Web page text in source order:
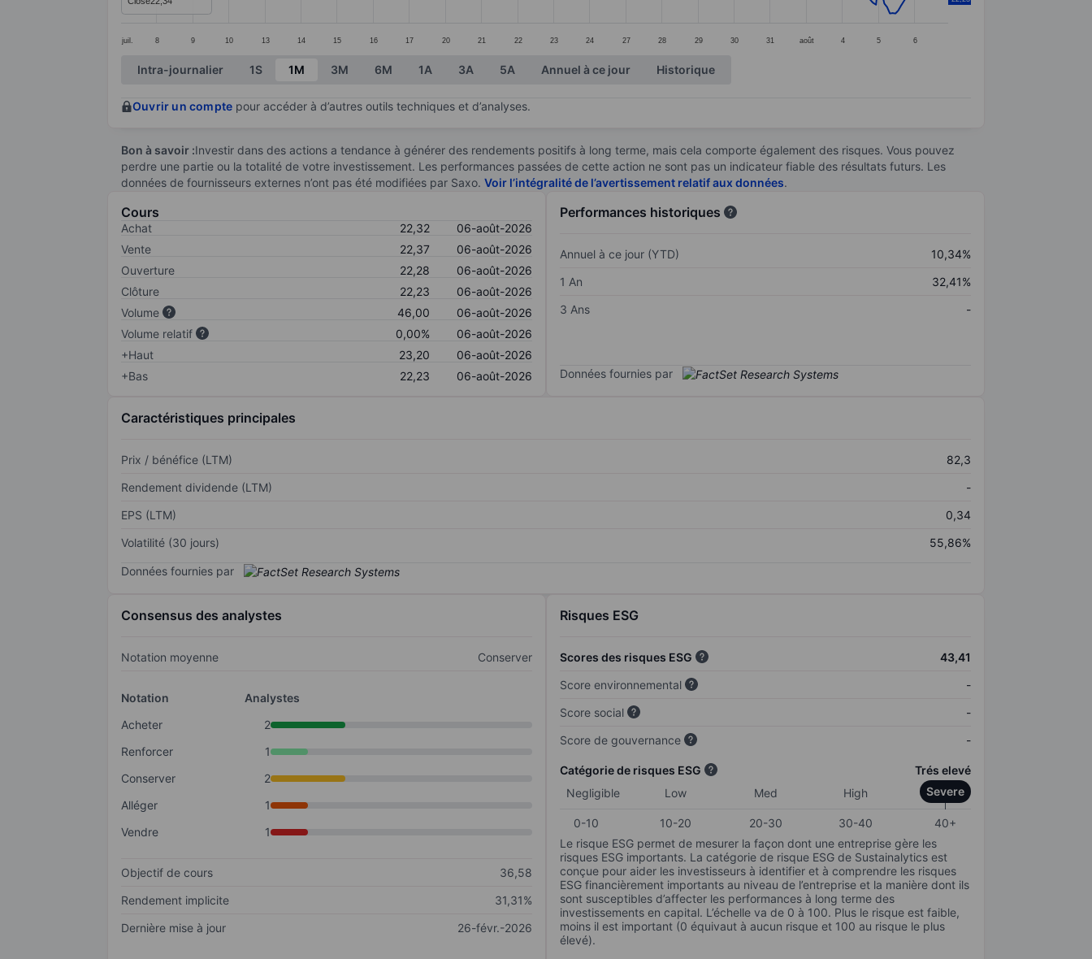
juil. 8 9 10 13 14 15 16 17 20 21 22 23 24 27 28 29 30 31 août 4 5 6
End of interactive chart.
Intra-journalier 1S 1M 3M 6M 1A 3A 5A Annuel à ce jour Historique
Ouvrir un compte pour accéder à d’autres outils techniques et d’analyses.
Bon à savoir :Investir dans des actions a tendance à générer des rendements positifs à long terme, mais cela comporte également des risques. Vous pouvez
perdre une partie ou la totalité de votre investissement. Les performances passées de cette action ne sont pas un indicateur fiable des résultats futurs. Les
données de fournisseurs externes n’ont pas été modifiées par Saxo. Voir l’intégralité de l’avertissement relatif aux données.
Cours
Achat 22,32
06-août-2026
Vente
22,37
06-août-2026
Ouverture
22,28
06-août-2026
Clôture
22,23
06-août-2026
Volume
46,00
06-août-2026
Volume relatif
0,00%
06-août-2026
+Haut
23,20
06-août-2026
+Bas
22,23 06-août-2026
Performances historiques
Annuel à ce jour (YTD)
10,34%
1 An
32,41%
3 Ans
-
Données fournies par
Caractéristiques principales
Prix / bénéfice (LTM)
82,3
Rendement dividende (LTM)
-
EPS (LTM)
0,34
Volatilité (30 jours)
55,86%
Données fournies par
Consensus des analystes
Notation moyenne Conserver
Notation
Analystes
Acheter
2
Renforcer
1
Conserver
2
Alléger
1
Vendre
1
Objectif de cours
36,58
Rendement implicite
31,31%
Dernière mise à jour
26-févr.-2026
Risques ESG
Scores des risques ESG
43,41
Score environnemental
-
Score social
-
Score de gouvernance
-
Catégorie de risques ESG
Trés elevé
Negligible
Low Med High Severe
0-10 10-20 20-30 30-40
40+
Le risque ESG permet de mesurer la façon dont une entreprise gère les
risques ESG importants. La catégorie de risque ESG de Sustainalytics est
conçue pour aider les investisseurs à identifier et à comprendre les risques
ESG financièrement importants au niveau de l’entreprise et la manière dont ils
sont susceptibles d’affecter les performances à long terme des
investissements en capital. L’échelle va de 0 à 100. Plus le risque est faible,
moins il est important (0 équivaut à aucun risque et 100 au risque le plus
élevé).